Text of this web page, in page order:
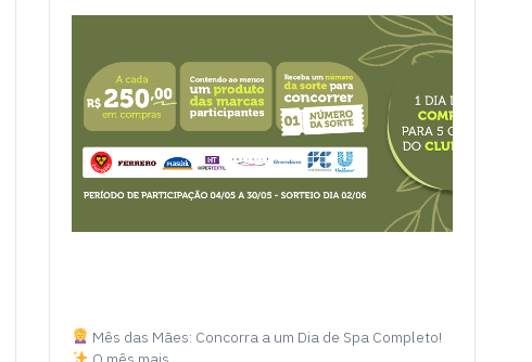
Mês das Mães: Concorra a um Dia de Spa Completo!